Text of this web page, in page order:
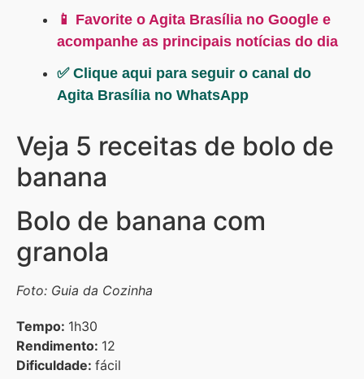
📱 Favorite o Agita Brasília no Google e
acompanhe as principais notícias do dia
✅ Clique aqui para seguir o canal do
Agita Brasília no WhatsApp
Veja 5 receitas de bolo de
banana
Bolo de banana com
granola
Foto: Guia da Cozinha
Tempo: 1h30
Rendimento: 12
Dificuldade: fácil